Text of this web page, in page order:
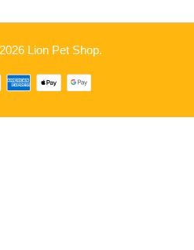
Lion Pet Shop.